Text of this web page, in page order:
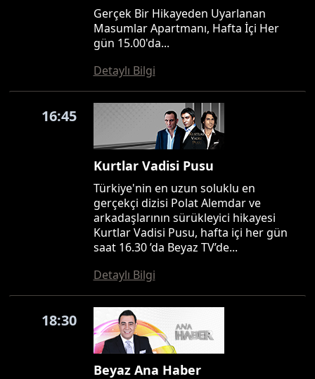
Gerçek Bir Hikayeden Uyarlanan
Masumlar Apartmanı, Hafta İçi Her
gün 15.00'da...
Detaylı Bilgi
16:45
Kurtlar Vadisi Pusu
Türkiye'nin en uzun soluklu en
gerçekçi dizisi Polat Alemdar ve
arkadaşlarının sürükleyici hikayesi
Kurtlar Vadisi Pusu, hafta içi her gün
saat 16.30 ’da Beyaz TV’de...
Detaylı Bilgi
18:30
Beyaz Ana Haber